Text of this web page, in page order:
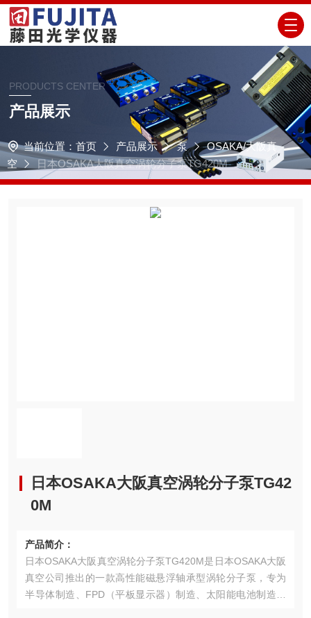
PRODUCTS CENTER
产品展示
当前位置： 首页 产品展示 泵
OSAKA/大阪真
空
日本OSAKA大阪真空涡轮分子泵TG420M
日本OSAKA大阪真空涡轮分子泵TG42
0M
产品简介：
日本OSAKA大阪真空涡轮分子泵TG420M是日本OSAKA大阪
真空公司推出的一款高性能磁悬浮轴承型涡轮分子泵，专为
半导体制造、FPD（平板显示器）制造、太阳能电池制造以